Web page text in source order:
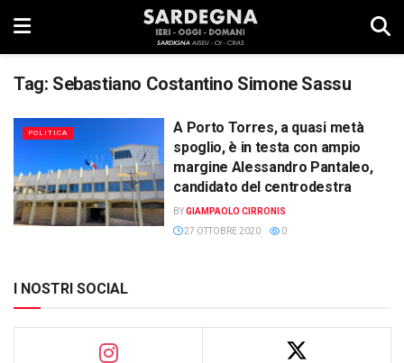
Tag: Sebastiano Costantino Simone Sassu
POLITICA
A Porto Torres, a quasi metà
spoglio, è in testa con ampio
margine Alessandro Pantaleo,
candidato del centrodestra
BYGIAMPAOLO CIRRONIS
27 OTTOBRE 2020
0
I NOSTRI SOCIAL